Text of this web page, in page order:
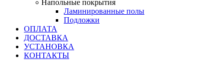
Напольные покрытия
Ламинированные полы
Подложки
ОПЛАТА
ДОСТАВКА
УСТАНОВКА
КОНТАКТЫ